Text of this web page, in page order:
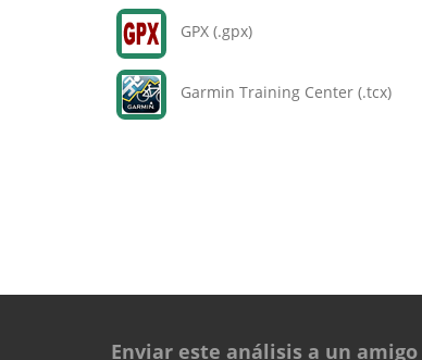
GPX (.gpx)
Garmin Training Center (.tcx)
Enviar este análisis a un amigo